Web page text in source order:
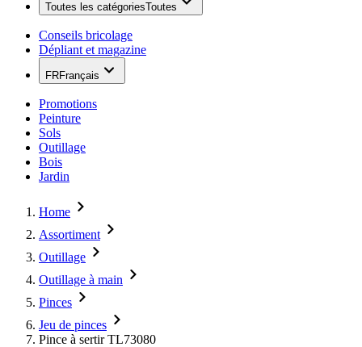
Toutes les catégoriesToutes
Conseils bricolage
Dépliant et magazine
FRFrançais
Promotions
Peinture
Sols
Outillage
Bois
Jardin
Home
Assortiment
Outillage
Outillage à main
Pinces
Jeu de pinces
Pince à sertir TL73080